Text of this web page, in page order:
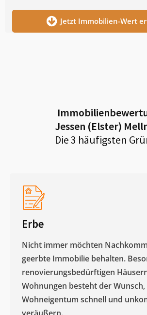
Jetzt Immobilien-Wert
Jessen (Elster)
Die 3 häufigsten
Erbe
Nicht immer möchten
geerbte Immobilie behalten.
renovierungsbedürftigen
Wohnungen besteht der Wunsch,
Wohneigentum schnell und